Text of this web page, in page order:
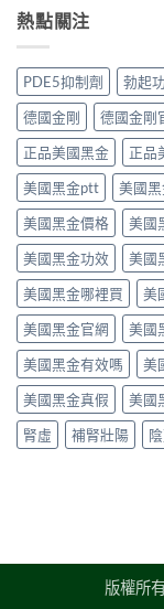
大
嗎？
賴
性、
停
藥
反
應
與
安
全
用
法
完
整
解
析〉
中
雙
制、
用
法
與
安
全
指
南〉
中
解
痛、
鼻
塞
是
正
常
的？
哪
些
情
況
必
須
停
藥
就
醫〉
中
非）：
勃
起
功
能
障
礙
的
服
用
方
法、
效
果
與
副
作
用
完
整
指
南〉
鼻
塞
照
做，
犀
利
士
（他
達
拉
非）
食
唔
食
得？
先
睇
你
食
緊
咩
感
冒
熱點關注
PDE5抑制劑 勃起
德國金剛
德國金剛
正品美國黑金
正品
美國黑金ptt
美國
美國黑金價格
美國
美國黑金功效
美國
美國黑金哪裡買
美
美國黑金官網
美國
美國黑金有效嗎
美
美國黑金真假
美國
腎虛
補腎壯陽
版權所